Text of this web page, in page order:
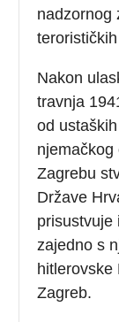
nadzornog
Nakon
travnja
od
njemačkog
Zagrebu
Države
prisustvuje
zajedno s
hitlerovske
Zagreb.